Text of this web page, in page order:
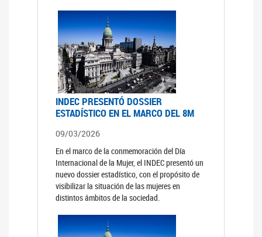
INDEC PRESENTÓ DOSSIER
ESTADÍSTICO EN EL MARCO DEL 8M
09/03/2026
En el marco de la conmemoración del Día
Internacional de la Mujer, el INDEC presentó un
nuevo dossier estadístico, con el propósito de
visibilizar la situación de las mujeres en
distintos ámbitos de la sociedad.